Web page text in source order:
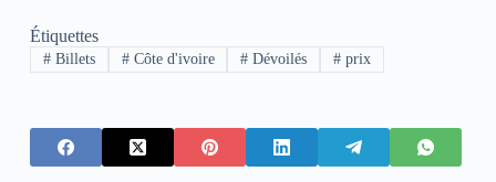
Étiquettes
#Billets #Côte d'ivoire # Dévoilés # prix